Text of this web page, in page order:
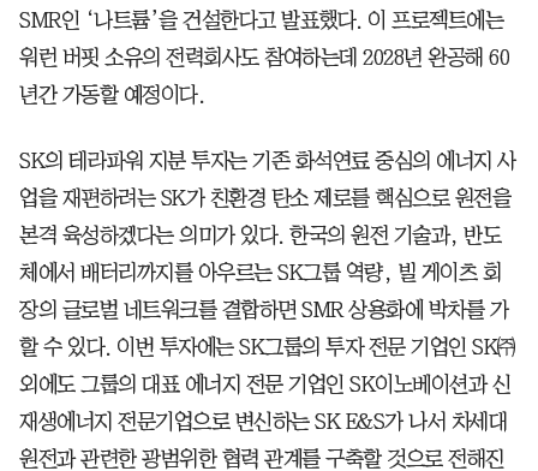
SMR인 ‘나트륨’을 건설한다고 발표했다. 이 프로젝트에는
워런 버핏 소유의 전력회사도 참여하는데 2028년 완공해 60
년간 가동할 예정이다.
SK의 테라파워 지분 투자는 기존 화석연료 중심의 에너지 사
업을 재편하려는 SK가 친환경 탄소 제로를 핵심으로 원전을
본격 육성하겠다는 의미가 있다. 한국의 원전 기술과, 반도
체에서 배터리까지를 아우르는 SK그룹 역량, 빌 게이츠 회
장의 글로벌 네트워크를 결합하면 SMR 상용화에 박차를 가
할 수 있다. 이번 투자에는 SK그룹의 투자 전문 기업인 SK㈜
외에도 그룹의 대표 에너지 전문 기업인 SK이노베이션과 신
재생에너지 전문기업으로 변신하는 SK E&S가 나서 차세대
원전과 관련한 광범위한 협력 관계를 구축할 것으로 전해진